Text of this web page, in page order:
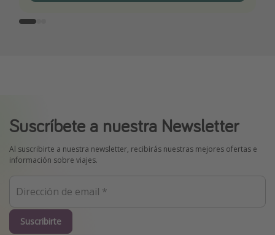
Suscríbete a nuestra Newsletter
Al suscribirte a nuestra newsletter, recibirás nuestras mejores ofertas e
información sobre viajes.
Suscribirte